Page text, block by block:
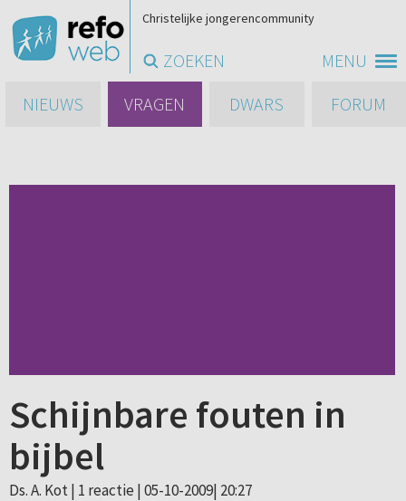
MENU
Christelijke jongerencommunity
ZOEKEN
NIEUWS
VRAGEN DWARS FORUM
Schijnbare fouten in
bijbel
Ds. A. Kot | 1 reactie | 05-10-2009| 20:27